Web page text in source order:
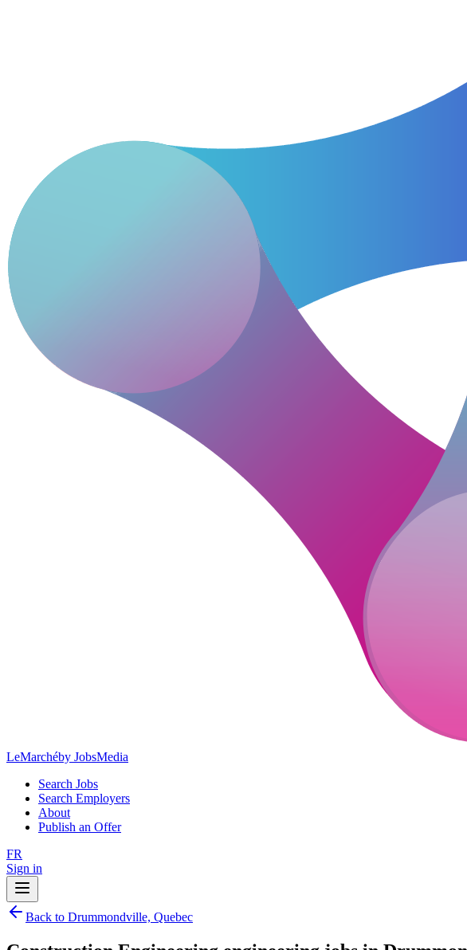
LeMarchéby JobsMedia
Search Jobs
Search Employers
About
Publish an Offer
FR
Sign in
Back to Drummondville, Quebec